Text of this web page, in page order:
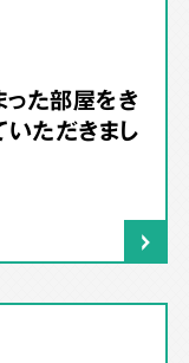
た部屋をき
ただきまし